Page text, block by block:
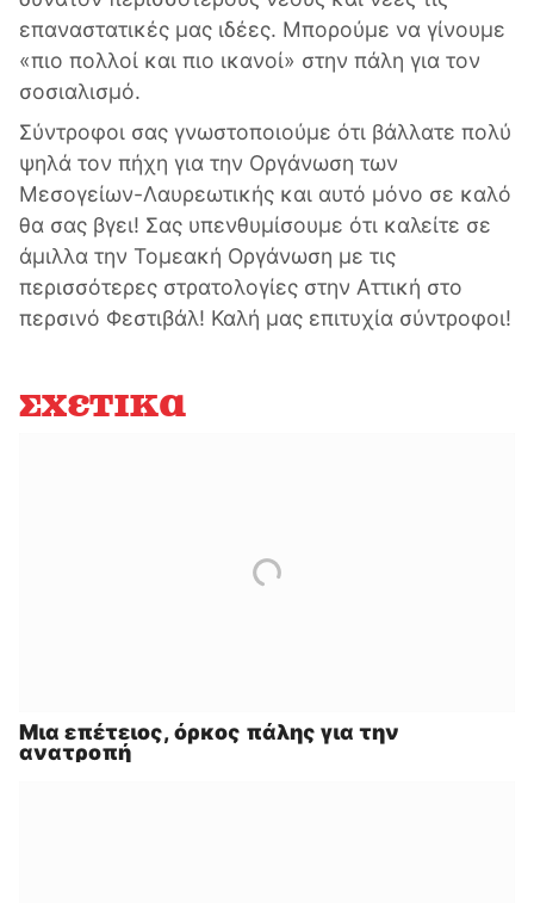
επαναστατικές μας ιδέες. Μπορούμε να γίνουμε
«πιο πολλοί και πιο ικανοί» στην πάλη για τον
σοσιαλισμό.
Σύντροφοι σας γνωστοποιούμε ότι βάλλατε πολύ
ψηλά τον πήχη για την Οργάνωση των
Μεσογείων-Λαυρεωτικής και αυτό μόνο σε καλό
θα σας βγει! Σας υπενθυμίσουμε ότι καλείτε σε
άμιλλα την Τομεακή Οργάνωση με τις
περισσότερες στρατολογίες στην Αττική στο
περσινό Φεστιβάλ! Καλή μας επιτυχία σύντροφοι!
Σχετικά
Μια επέτειος, όρκος πάλης για την
ανατροπή